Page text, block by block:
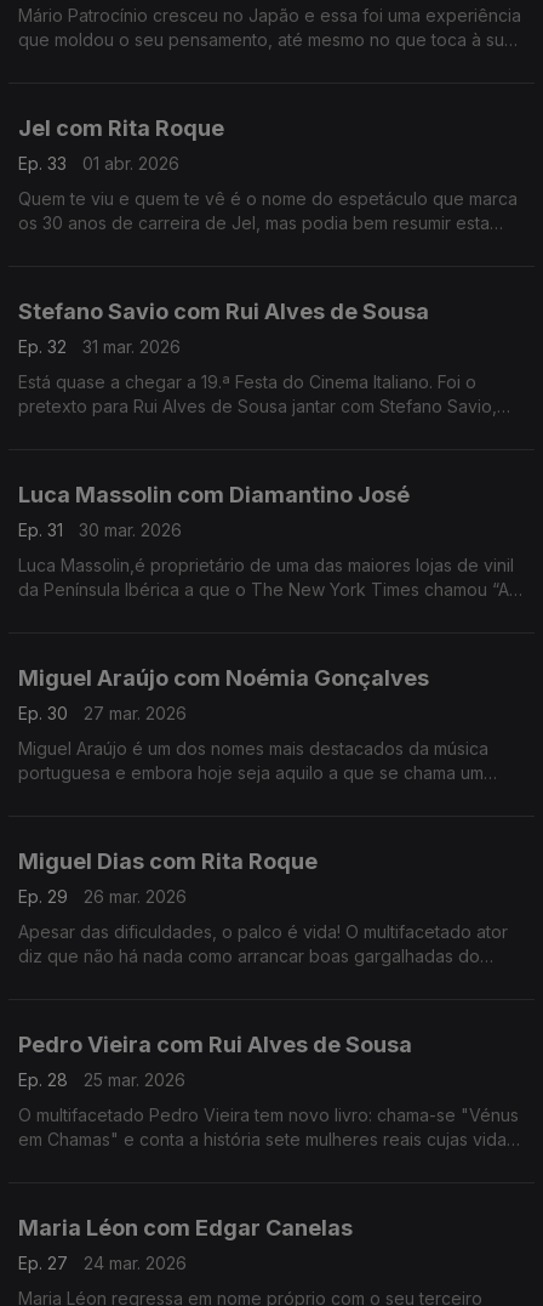
Mário Patrocínio cresceu no Japão e essa foi uma experiência
que moldou o seu pensamento, até mesmo no que toca à sua
Jel com Rita Roque
Ep. 33
01 abr. 2026
Quem te viu e quem te vê é o nome do espetáculo que marca
os 30 anos de carreira de Jel, mas podia bem resumir esta
Stefano Savio com Rui Alves de Sousa
Ep. 32
31 mar. 2026
Está quase a chegar a 19.ª Festa do Cinema Italiano. Foi o
pretexto para Rui Alves de Sousa jantar com Stefano Savio,
Luca Massolin com Diamantino José
Ep. 31
30 mar. 2026
Luca Massolin,é proprietário de uma das maiores lojas de vinil
da Península Ibérica a que o The New York Times chamou “A
Miguel Araújo com Noémia Gonçalves
Ep. 30
27 mar. 2026
Miguel Araújo é um dos nomes mais destacados da música
portuguesa e embora hoje seja aquilo a que se chama um
Miguel Dias com Rita Roque
Ep. 29
26 mar. 2026
Apesar das dificuldades, o palco é vida! O multifacetado ator
diz que não há nada como arrancar boas gargalhadas do
Pedro Vieira com Rui Alves de Sousa
Ep. 28
25 mar. 2026
O multifacetado Pedro Vieira tem novo livro: chama-se "Vénus
em Chamas" e conta a história sete mulheres reais cujas vidas
Maria Léon com Edgar Canelas
Ep. 27
24 mar. 2026
Maria Léon regressa em nome próprio com o seu terceiro